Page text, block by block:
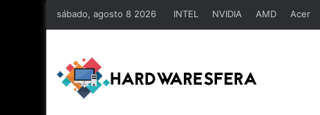
sábado, agosto 8 2026 INTEL NVIDIA AMD Acer